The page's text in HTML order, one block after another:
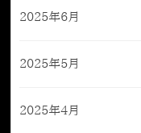
2025年6月
2025年5月
2025年4月